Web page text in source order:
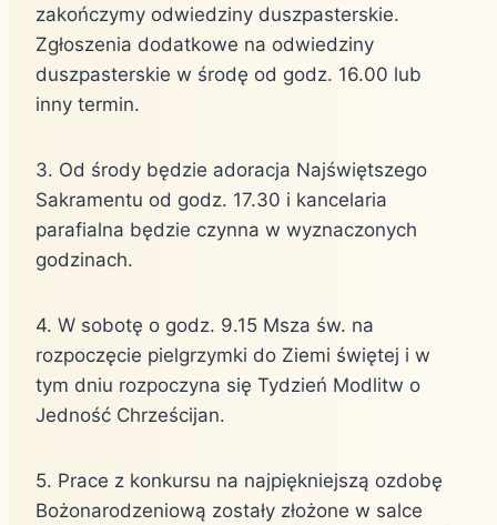
zakończymy odwiedziny duszpasterskie.
Zgłoszenia dodatkowe na odwiedziny
duszpasterskie w środę od godz. 16.00 lub
inny termin.
3. Od środy będzie adoracja Najświętszego
Sakramentu od godz. 17.30 i kancelaria
parafialna będzie czynna w wyznaczonych
godzinach.
4. W sobotę o godz. 9.15 Msza św. na
rozpoczęcie pielgrzymki do Ziemi świętej i w
tym dniu rozpoczyna się Tydzień Modlitw o
Jedność Chrześcijan.
5. Prace z konkursu na najpiękniejszą ozdobę
Bożonarodzeniową zostały złożone w salce